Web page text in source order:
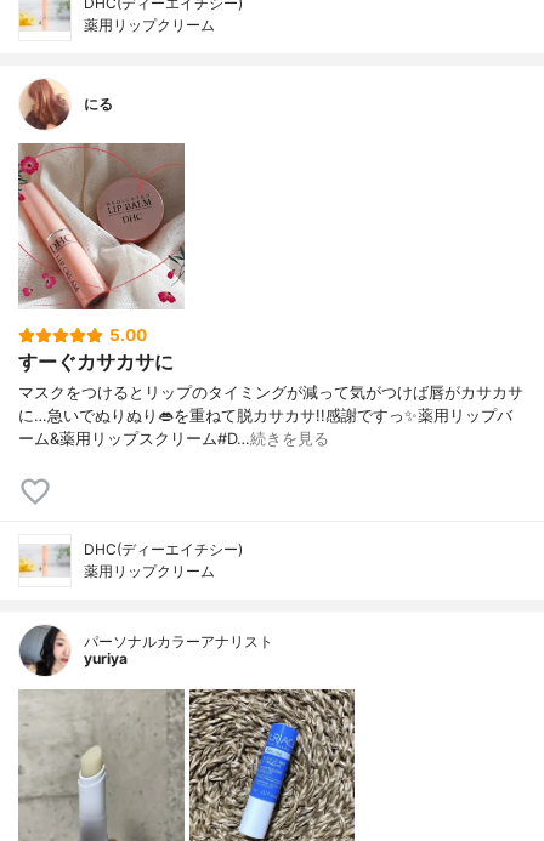
薬用リップクリーム
にる
5.00
すーぐカサカサに
マスクをつけるとリップのタイミングが減って気がつけば唇がカサカサ
に…急いでぬりぬり👄を重ねて脱カサカサ!!感謝ですっ✨薬用リップバ
ーム&薬用リップスクリーム#D…続きを見る
DHC(ディーエイチシー)
薬用リップクリーム
パーソナルカラーアナリスト
yuriya